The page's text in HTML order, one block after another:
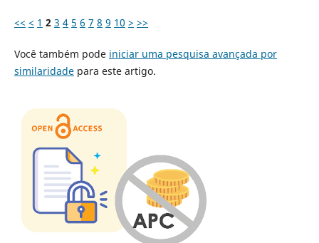
<< < 1 2 3 4 5 6 7 8 9 10 > >>
Você também pode iniciar uma pesquisa avançada por
similaridadepara este artigo.